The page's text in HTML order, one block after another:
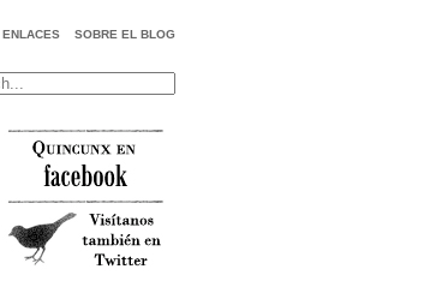
SOBRE EL BLOG
ENLACES